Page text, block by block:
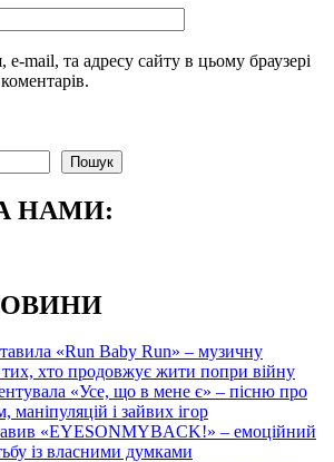
e-mail, та адресу сайту в цьому браузері
Пошук
НАМИ:
«Run Baby Run» – музичну
тих, хто продовжує жити попри війну
«Усе, що в мене є» – пісню про
маніпуляцій і зайвих ігор
«EYESONMYBACK!» – емоційний
із власними думками